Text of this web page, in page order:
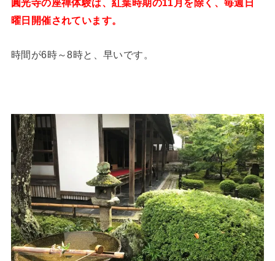
圓光寺の座禅体験は、紅葉時期の11月を除く、毎週日
曜日開催されています。
時間が6時～8時と、早いです。